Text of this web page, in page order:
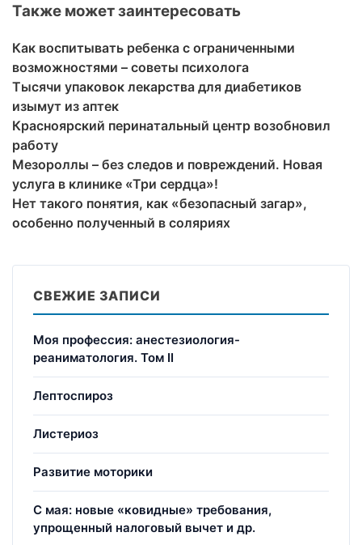
Также может заинтересовать
Как воспитывать ребенка с ограниченными
возможностями – советы психолога
Тысячи упаковок лекарства для диабетиков
изымут из аптек
Красноярский перинатальный центр возобновил
работу
Мезороллы – без следов и повреждений. Новая
услуга в клинике «Три сердца»!
Нет такого понятия, как «безопасный загар»,
особенно полученный в соляриях
СВЕЖИЕ ЗАПИСИ
Моя профессия: анестезиология-
реаниматология. Том II
Лептоспироз
Листериоз
Развитие моторики
С мая: новые «ковидные» требования,
упрощенный налоговый вычет и др.